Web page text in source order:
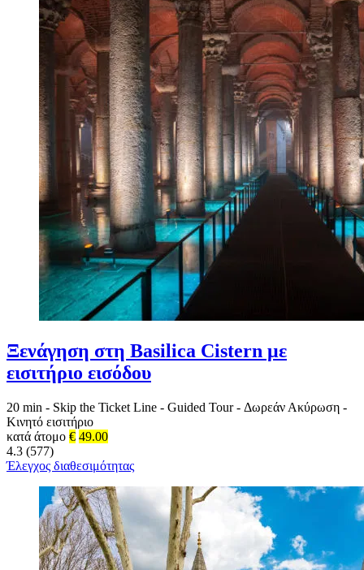
Ξενάγηση στη Basilica Cistern με
εισιτήριο εισόδου
20 min - Skip the Ticket Line - Guided Tour - Δωρεάν Ακύρωση -
Κινητό εισιτήριο
κατά άτομο € 49.00
4.3 (577)
Έλεγχος διαθεσιμότητας